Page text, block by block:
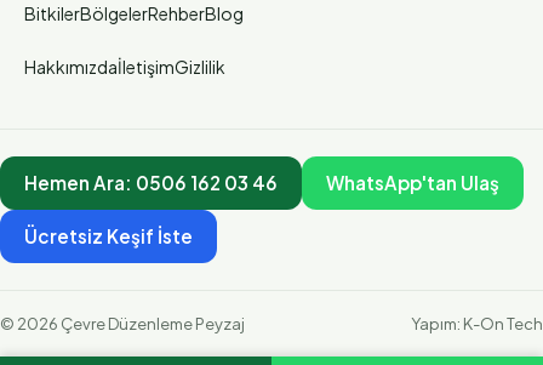
BitkilerBölgelerRehberBlog
HakkımızdaİletişimGizlilik
Hemen Ara: 0506 162 03 46 WhatsApp'tan Ulaş
Ücretsiz Keşif İste
© 2026 Çevre Düzenleme Peyzaj Yapım: K-On Tech